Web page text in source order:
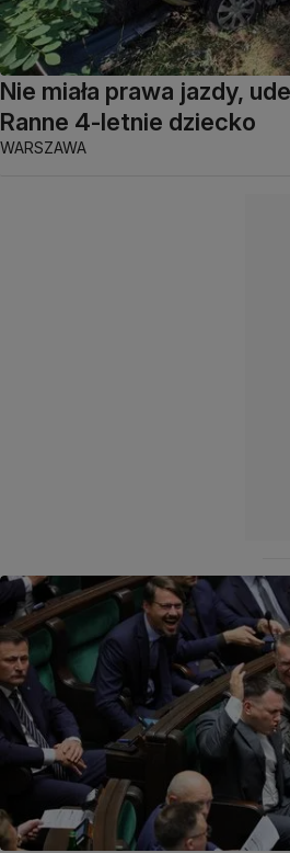
Nie miała prawa jazdy,
Ranne 4-letnie dziecko
WARSZAWA